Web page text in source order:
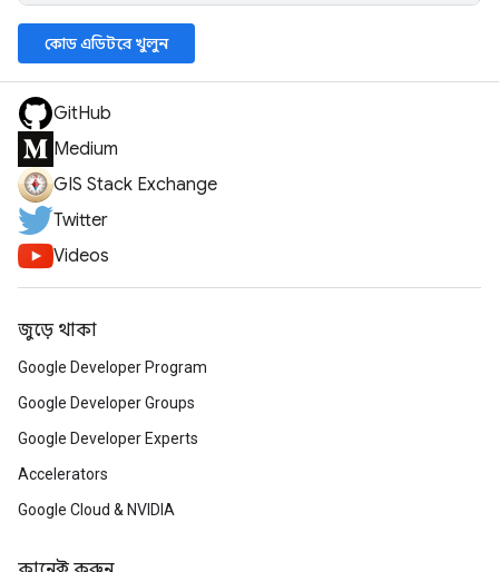
কোড এডিটরে খুলুন
GitHub
Medium
GIS Stack Exchange
Twitter
Videos
জুড়ে থাকা
Google Developer Program
Google Developer Groups
Google Developer Experts
Accelerators
Google Cloud & NVIDIA